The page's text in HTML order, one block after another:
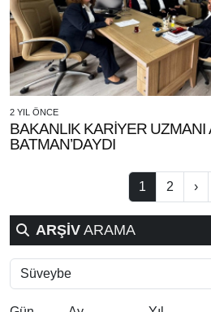
2 YIL ÖNCE
BAKANLIK KARİYER UZMANI
BATMAN’DAYDI
1 2 ›
ARŞİV ARAMA